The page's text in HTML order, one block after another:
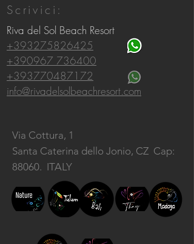
Scrivici:
Riva del Sol Beach Resort
+393275826425
+390967 736400
+393770487172
info@rivadelsolbeachresort.com
Via Cottura, 1
Santa Caterina dello Jonio, CZ Cap:
88060. ITALY